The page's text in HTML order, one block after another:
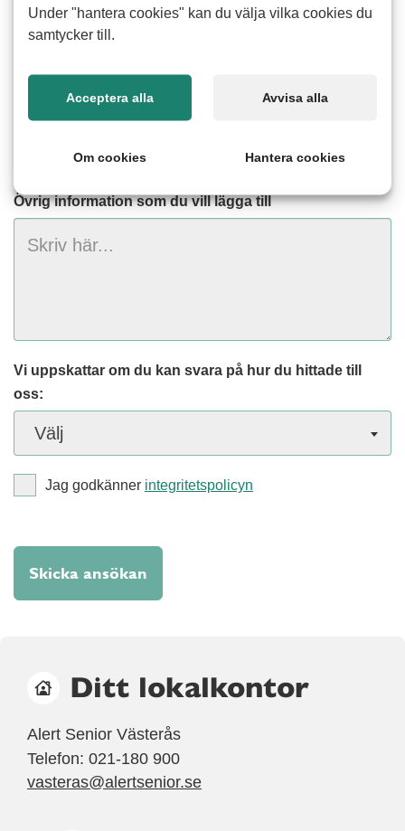
Födelseår*
Övrig information som du vill lägga till
Vi uppskattar om du kan svara på hur du hittade till
oss:
Välj
Jag godkänner integritetspolicyn
Skicka ansökan
Ditt lokalkontor
Alert Senior Västerås
Telefon: 021-180 900
vasteras@alertsenior.se
Under "hantera cookies" kan du välja vilka cookies du
samtycker till.
Acceptera alla Avvisa alla
Om cookies Hantera cookies